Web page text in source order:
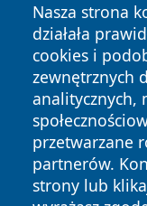
Nasza strona
działała
cookies i
zewnętrznych
analitycznych,
przetwarzane
partnerów.
strony lub
Copyright © 2026
zastrzeżone.